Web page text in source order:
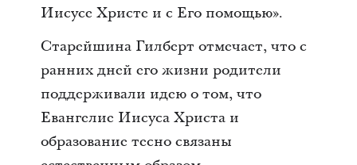
Иисусе Христе и с Его помощью».
Старейшина Гилберт отмечает, что с
ранних дней его жизни родители
поддерживали идею о том, что
Евангелие Иисуса Христа и
образование тесно связаны